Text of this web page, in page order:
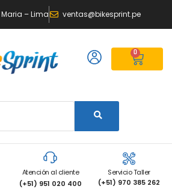
– Lima ventas@bikesprint.pe
0
Atención al cliente
(+51) 951 020 400
Servicio Taller
(+51) 970 385 262